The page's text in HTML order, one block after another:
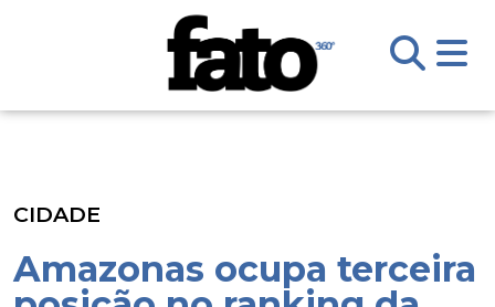
CIDADE
Amazonas ocupa terceira